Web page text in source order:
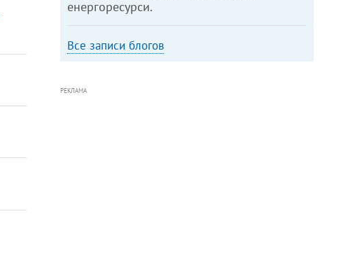
енергоресурси.
Все записи блогов
РЕКЛАМА